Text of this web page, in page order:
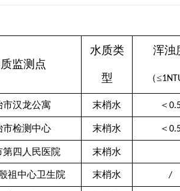
监测点
水质类
型
浑浊
（≤
市汉龙公寓 末梢水 ＜
市检测中心 末梢水 ＜
第四人民医院 末梢水
祖中心卫生院 末梢水 /